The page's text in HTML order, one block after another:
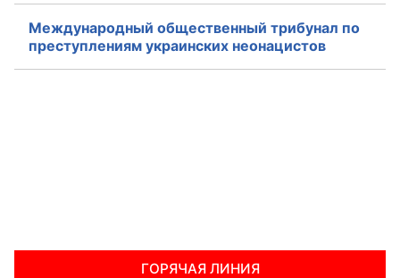
Рекомендации
Порядок работы ЦОН
Международный общественный трибунал по
преступлениям украинских неонацистов
ГОРЯЧАЯ ЛИНИЯ